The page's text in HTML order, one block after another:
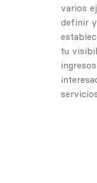
varios
definir
tu